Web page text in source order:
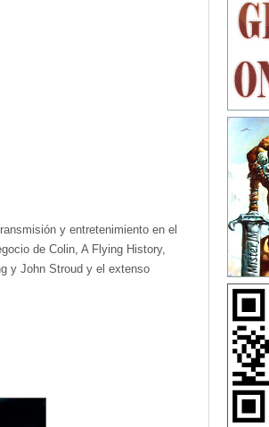
y entretenimiento en el
de Colin, A Flying History,
y John Stroud y el extenso